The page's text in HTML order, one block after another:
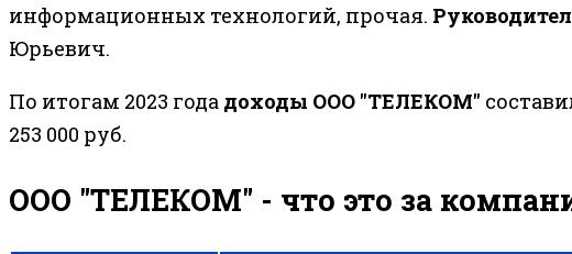
информационных технологий, прочая.
Юрьевич.
По итогам 2023 года доходы ООО "ТЕЛЕКОМ"
253 000 руб.
ООО "ТЕЛЕКОМ" - что это за